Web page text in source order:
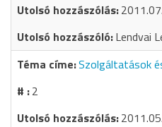
Lendvai
Szolgáltatások
2